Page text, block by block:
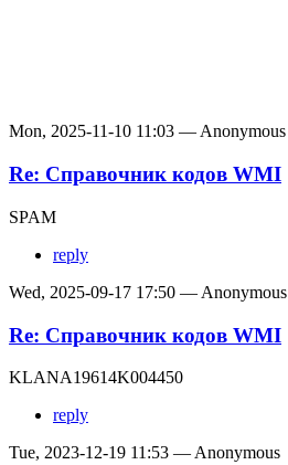
Mon, 2025-11-10 11:03 — Anonymous
Re: Справочник кодов WMI
SPAM
reply
Wed, 2025-09-17 17:50 — Anonymous
Re: Справочник кодов WMI
KLANA19614K004450
reply
Tue, 2023-12-19 11:53 — Anonymous